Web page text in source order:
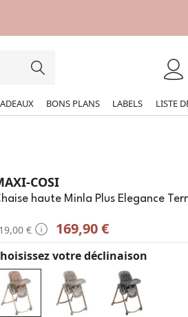
BONS PLANS LABELS LISTE
COSI
haute Minla Plus Elegance
€ 169,90 €
votre déclinaison